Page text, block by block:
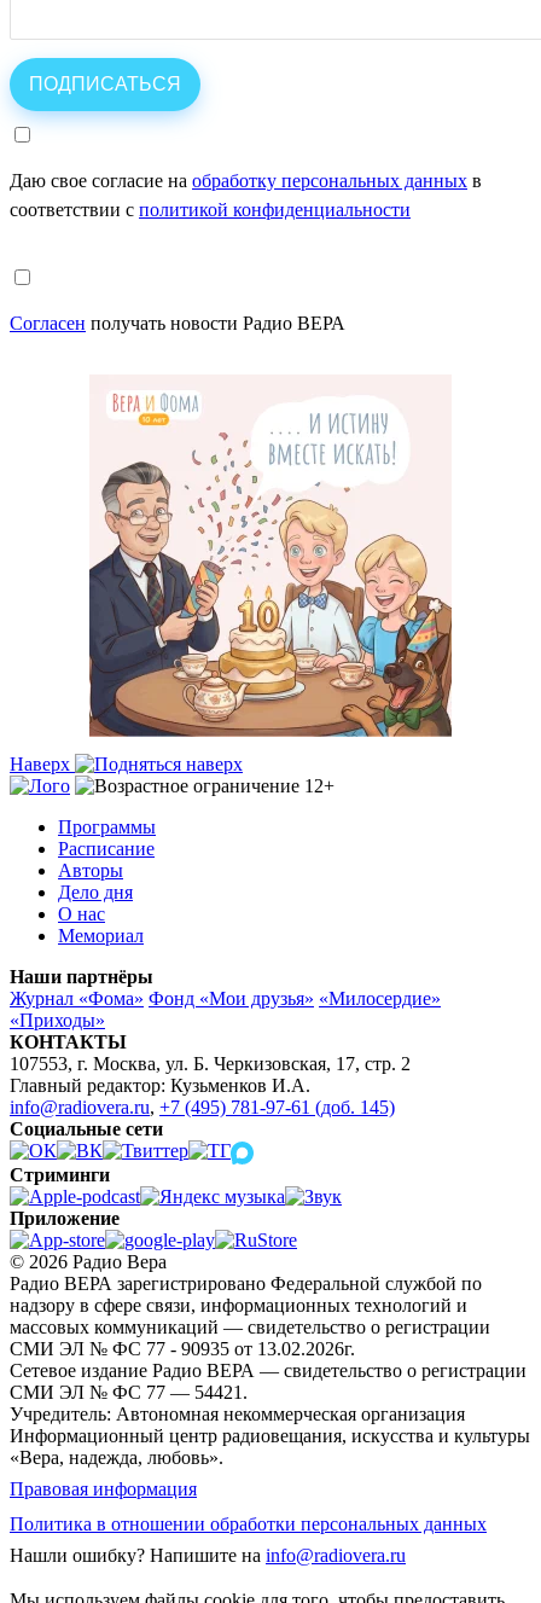
Даю свое согласие на обработку персональных данных в
соответствии с политикой конфиденциальности
Согласен получать новости Радио ВЕРА
Наверх
Программы
Расписание
Авторы
Дело дня
О нас
Мемориал
Наши партнёры
Журнал «Фома» Фонд «Мои друзья» «Милосердие»
«Приходы»
КОНТАКТЫ
107553, г. Москва, ул. Б. Черкизовская, 17, стр. 2
Главный редактор: Кузьменков И.А.
info@radiovera.ru, +7 (495) 781-97-61 (доб. 145)
Социальные сети
Стриминги
Приложение
© 2026 Радио Вера
Радио ВЕРА зарегистрировано Федеральной службой по
надзору в сфере связи, информационных технологий и
массовых коммуникаций — свидетельство о регистрации
СМИ ЭЛ № ФС 77 - 90935 от 13.02.2026г.
Сетевое издание Радио ВЕРА — свидетельство о регистрации
СМИ ЭЛ № ФС 77 — 54421.
Учредитель: Автономная некоммерческая организация
Информационный центр радиовещания, искусства и культуры
«Вера, надежда, любовь».
Правовая информация
Политика в отношении обработки персональных данных
Нашли ошибку? Напишите на info@radiovera.ru